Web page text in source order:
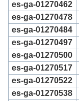
es-ga-01270462
es-ga-01270478
es-ga-01270484
es-ga-01270497
es-ga-01270500
es-ga-01270517
es-ga-01270522
es-ga-01270538